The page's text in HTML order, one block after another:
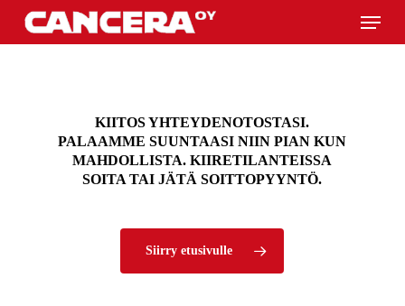
Menu
KIITOS YHTEYDENOTOSTASI.
PALAAMME SUUNTAASI NIIN PIAN KUN
MAHDOLLISTA. KIIRETILANTEISSA
SOITA TAI JÄTÄ SOITTOPYYNTÖ.
Siirry etusivulle